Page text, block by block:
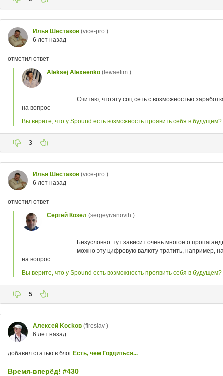
Илья Шестаков (vice-pro )
6 лет назад
отметил ответ
Aleksej Alexeenko (lewaefim )
Считаю, что эту соц.сеть с возможностью
на вопрос
Вы верите, что у Spound есть возможность проявить себя в будущем?
3
Илья Шестаков (vice-pro )
6 лет назад
отметил ответ
Сергей Козел (sergeyivanovih )
Безусловно, тут зависит очень многое о
можно эту цифровую валюту тратить, например,
на вопрос
Вы верите, что у Spound есть возможность проявить себя в будущем?
5
Aлексей Kockoв (fireslav )
6 лет назад
добавил статью в блог Есть, чем Гордиться...
Время-вперёд! #430